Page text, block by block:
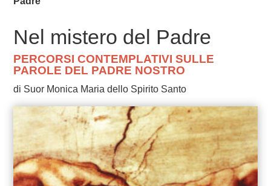
Nel mistero del Padre
PERCORSI CONTEMPLATIVI SULLE
PAROLE DEL PADRE NOSTRO
di Suor Monica Maria dello Spirito Santo